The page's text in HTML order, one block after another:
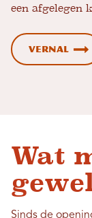
een afgelegen
Vernal
Wat
Sinds de